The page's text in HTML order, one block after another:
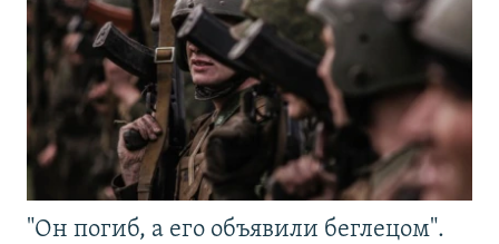
"Он погиб, а его объявили беглецом".